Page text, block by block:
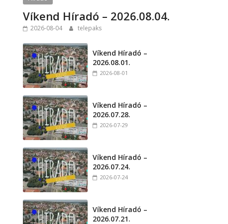
Víkend Híradó – 2026.08.04.
2026-08-04 telepaks
Víkend Híradó –
2026.08.01.
2026-08-01
Víkend Híradó –
2026.07.28.
2026-07-29
Víkend Híradó –
2026.07.24.
2026-07-24
Víkend Híradó –
2026.07.21.